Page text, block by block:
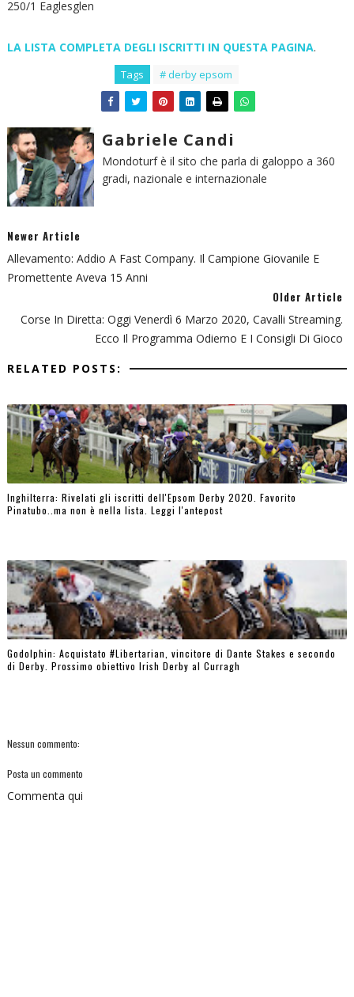
250/1 Eaglesglen
LA LISTA COMPLETA DEGLI ISCRITTI IN QUESTA PAGINA.
Tags # derby epsom
Gabriele Candi
Mondoturf è il sito che parla di galoppo a 360
gradi, nazionale e internazionale
Newer Article
Allevamento: Addio A Fast Company. Il Campione Giovanile E
Promettente Aveva 15 Anni
Older Article
Corse In Diretta: Oggi Venerdì 6 Marzo 2020, Cavalli Streaming.
Ecco Il Programma Odierno E I Consigli Di Gioco
RELATED POSTS:
Inghilterra: Rivelati gli iscritti dell'Epsom Derby 2020. Favorito
Pinatubo..ma non è nella lista. Leggi l'antepost
Godolphin: Acquistato #Libertarian, vincitore di Dante Stakes e secondo
di Derby. Prossimo obiettivo Irish Derby al Curragh
Nessun commento:
Posta un commento
Commenta qui